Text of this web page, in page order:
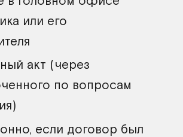
или его
акт (через
по вопросам
если договор был